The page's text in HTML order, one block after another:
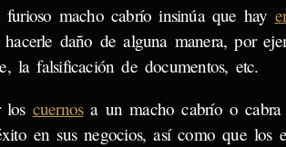
furioso macho cabrío insinúa que hay
hacerle daño de alguna manera, por
la falsificación de documentos, etc.
los cuernosa un macho cabrío o cabra
en sus negocios, así como que los